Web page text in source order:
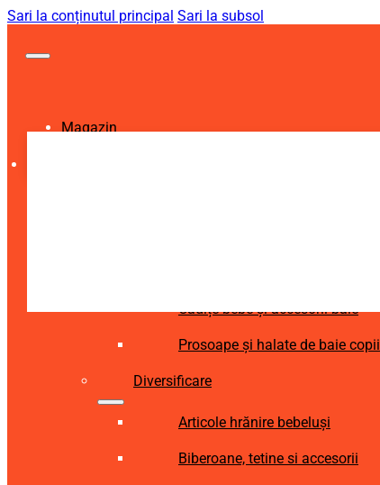
Sari la conținutul principal Sari la subsol
Magazin
Cădițe bebe și accesorii baie
Prosoape și halate de baie copii
Diversificare
Articole hrănire bebeluși
Biberoane, tetine si accesorii